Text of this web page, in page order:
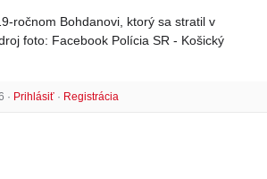
ročnom Bohdanovi, ktorý sa stratil v
foto: Facebook Polícia SR - Košický
· Prihlásiť· Registrácia